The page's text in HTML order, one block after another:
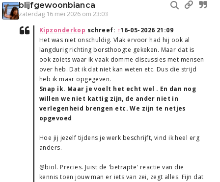
blijfgewoonbianca
zaterdag 16 mei 2026 om 23:03
Kipzonderkop schreef: ↑16-05-2026 21:09
Het was niet onschuldig. Vlak ervoor had hij ook al
langdurig richting borsthoogte gekeken. Maar dat is
ook zoiets waar ik vaak domme discussies met mensen
over heb. Dat ik dat niet kan weten etc. Dus die strijd
heb ik maar opgegeven.
Snap ik. Maar je voelt het echt wel . En dan nog
willen we niet kattig zijn, de ander niet in
verlegenheid brengen etc. We zijn te netjes
opgevoed
Hoe jij jezelf tijdens je werk beschrijft, vind ik heel erg
anders.
@biol. Precies. Juist de 'betrapte' reactie van die
kennis toen jouw man er iets van zei, zegt alles. Fijn dat